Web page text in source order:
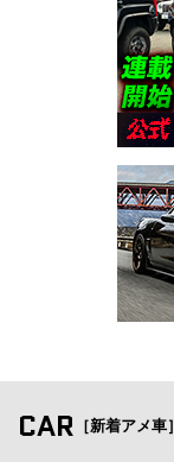
CAR ［新着アメ車］